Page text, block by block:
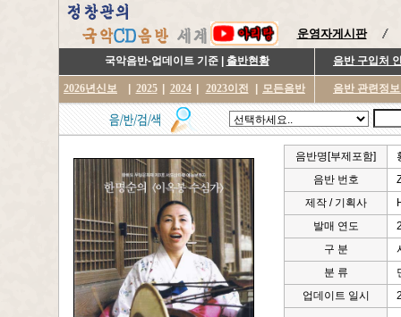
운영자게시판
국악음반-업데이트 기준 | 출반현황 음반 구입처
2026년신보 2025 2024 2023이전 모든음반 음반 관련정
음반명[부제포함]
음반 번호
제작 / 기획사
발매 연도
구 분
분 류
업데이트 일시